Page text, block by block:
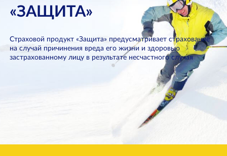
«ЗАЩИТА»
Страховой продукт «Защита» предусматривает страхование
на случай причинения вреда его жизни и здоровью
застрахованному лицу в результате несчастного случая